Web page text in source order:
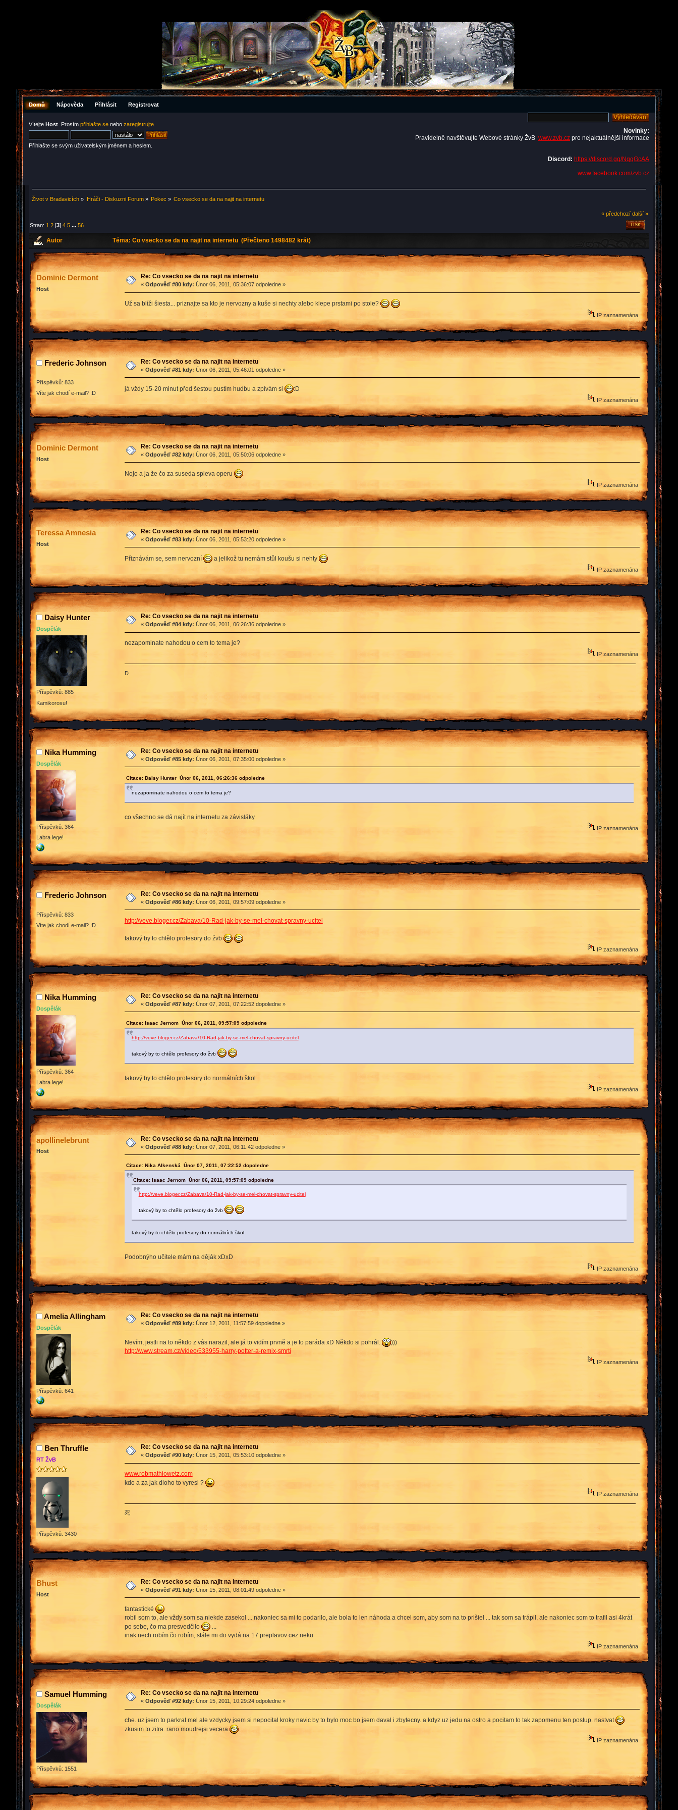
Domů Nápověda Přihlásit Registrovat
Vítejte Host . Prosím přihlašte se nebo zaregistrujte
Přihlašte se svým uživatelským jménem a heslem.
Novinky:
Pravidelně navštěvujte Webové stránky ŽvB www.zvb.cz pro nejaktuálnější informace
Discord: https://discord.gg/NqqGcAA
www.facebook.com/zvb.cz
Život v Bradavicích » Hráči - Diskuzni Forum» Pokec » Co vsecko se da na najit na internetu
« předchozí další »
TISK
Stran: 1 2 [3]4 5 ...56
Autor Téma: Co vsecko se da na najit na internetu (Přečteno 1498482 krát)
Dominic Dermont
Host
Re: Co vsecko se da na najit na internetu
« Odpověď #80 kdy: Únor 06, 2011, 05:36:07 odpoledne »
Už sa blíži šiesta... priznajte sa kto je nervozny a kuše si nechty alebo klepe prstami po stole?
IP zaznamenána
Frederic Johnson
Příspěvků: 833
Víte jak chodí e-mail? :D
Re: Co vsecko se da na najit na internetu
« Odpověď #81 kdy: Únor 06, 2011, 05:46:01 odpoledne »
já vždy 15-20 minut před šestou pustím hudbu a zpívám si :D
IP zaznamenána
Dominic Dermont
Host
Re: Co vsecko se da na najit na internetu
« Odpověď #82 kdy: Únor 06, 2011, 05:50:06 odpoledne »
Nojo a ja že čo za suseda spieva operu
IP zaznamenána
Teressa Amnesia
Host
Re: Co vsecko se da na najit na internetu
« Odpověď #83 kdy: Únor 06, 2011, 05:53:20 odpoledne »
Přiznávám se, sem nervozní a jelikož tu nemám stůl koušu si nehty
IP zaznamenána
Daisy Hunter
Dospělák
Příspěvků: 885
Kamikorosu!
Re: Co vsecko se da na najit na internetu
« Odpověď #84 kdy: Únor 06, 2011, 06:26:36 odpoledne »
nezapominate nahodou o cem to tema je?
IP zaznamenána
Đ
Nika Humming
Dospělák
Příspěvků: 364
Labra lege!
Re: Co vsecko se da na najit na internetu
« Odpověď #85 kdy: Únor 06, 2011, 07:35:00 odpoledne »
Citace: Daisy Hunter Únor 06, 2011, 06:26:36 odpoledne
nezapominate nahodou o cem to tema je?
co všechno se dá najít na internetu za závisláky
IP zaznamenána
Frederic Johnson
Příspěvků: 833
Víte jak chodí e-mail? :D
Re: Co vsecko se da na najit na internetu
« Odpověď #86 kdy: Únor 06, 2011, 09:57:09 odpoledne »
http://veve.bloger.cz/Zabava/10-Rad-jak-by-se-mel-chovat-spravny-ucitel
takový by to chtělo profesory do žvb
IP zaznamenána
Nika Humming
Dospělák
Příspěvků: 364
Labra lege!
Re: Co vsecko se da na najit na internetu
« Odpověď #87 kdy: Únor 07, 2011, 07:22:52 dopoledne »
Citace: Isaac Jernom Únor 06, 2011, 09:57:09 odpoledne
http://veve.bloger.cz/Zabava/10-Rad-jak-by-se-mel-chovat-spravny-ucitel
takový by to chtělo profesory do žvb
takový by to chtělo profesory do normálních škol
IP zaznamenána
apollinelebrunt
Host
Re: Co vsecko se da na najit na internetu
« Odpověď #88 kdy: Únor 07, 2011, 06:11:42 odpoledne »
Citace: Nika Alkenská Únor 07, 2011, 07:22:52 dopoledne
Citace: Isaac Jernom Únor 06, 2011, 09:57:09 odpoledne
http://veve.bloger.cz/Zabava/10-Rad-jak-by-se-mel-chovat-spravny-ucitel
takový by to chtělo profesory do žvb
takový by to chtělo profesory do normálních škol
Podobnýho učitele mám na děják xDxD
IP zaznamenána
Amelia Allingham
Dospělák
Příspěvků: 641
Re: Co vsecko se da na najit na internetu
« Odpověď #89 kdy: Únor 12, 2011, 11:57:59 dopoledne »
Nevím, jestli na to někdo z vás narazil, ale já to vidím prvně a je to paráda xD Někdo si pohrál.
)))
http://www.stream.cz/video/533955-harry-potter-a-remix-smrti
IP zaznamenána
Ben Thruffle
RT ŽvB
Příspěvků: 3430
Re: Co vsecko se da na najit na internetu
« Odpověď #90 kdy: Únor 15, 2011, 05:53:10 odpoledne »
www.robmathiowetz.com
kdo a za jak dloho to vyresi ?
IP zaznamenána
死
Bhust
Host
Re: Co vsecko se da na najit na internetu
« Odpověď #91 kdy: Únor 15, 2011, 08:01:49 odpoledne »
fantastické
robil som to, ale vždy som sa niekde zasekol ... nakoniec sa mi to podarilo, ale bola to len náhoda a chcel som, aby som na to prišiel ... tak som sa trápil, ale nakoniec som to trafil asi 4krát
po sebe, čo ma presvedčilo
...
inak nech robím čo robím, stále mi do vydá na 17 preplavov cez rieku
IP zaznamenána
Samuel Humming
Dospělák
Příspěvků: 1551
Re: Co vsecko se da na najit na internetu
« Odpověď #92 kdy: Únor 15, 2011, 10:29:24 odpoledne »
che. uz jsem to parkrat mel ale vzdycky jsem si nepocital kroky navic by to bylo moc bo jsem daval i zbytecny. a kdyz uz jedu na ostro a pocitam to tak zapomenu ten postup. nastvat
zkusim to zitra. rano moudrejsi vecera
IP zaznamenána